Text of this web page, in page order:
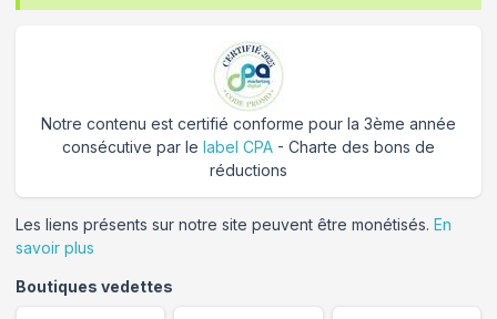
Notre contenu est certifié conforme pour la 3ème année
consécutive par le label CPA - Charte des bons de
réductions
Les liens présents sur notre site peuvent être monétisés. En
savoir plus
Boutiques vedettes